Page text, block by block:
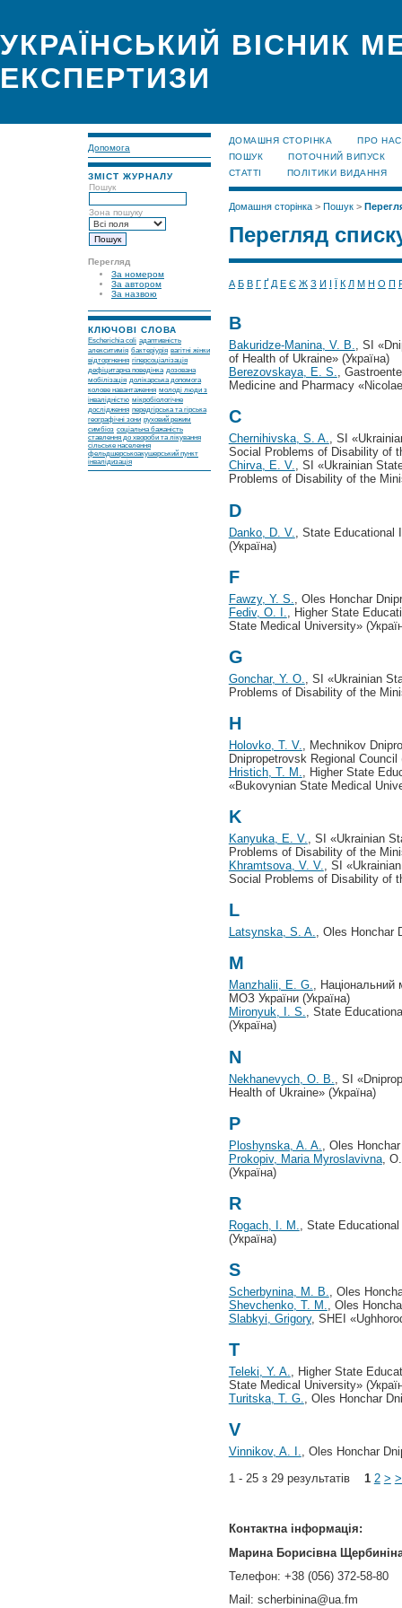
УКРАЇНСЬКИЙ ВІСНИК
ЕКСПЕРТИЗИ
Допомога
ЗМІСТ ЖУРНАЛУ
Пошук
Зона пошуку
Перегляд
За номером
За автором
За назвою
КЛЮЧОВІ СЛОВА
Escherichia coli адаптивність
алекситимія бактеріурія вагітні жінки
відторгнення гіперсоціалізація
дефіцитарна поведінка дозована
мобілізація долікарська допомога
колове навантаження молоді люди з
інвалідністю мікробіологічне
дослідження передгірська та гірська
географічні зони руховий режим
симбіоз соціальна бажаність
ставлення до хвороби та лікування
сільське населення
фельдшерськоакушерський пункт
інвалідизація
ДОМАШНЯ СТОРІНКА
ПРО НАС
ПОШУК
ПОТОЧНИЙ ВИПУСК
СТАТТІ
ПОЛІТИКИ ВИДАННЯ
Домашня сторінка> Пошук>
Перегляд
А Б В Г Ґ Д Е Є Ж З И І Ї К Л М Н О П
B
Bakuridze-Manina, V. B., SI
of Health of Ukraine» (Україна)
Berezovskaya, E. S.,
Medicine and Pharmacy
C
Chernihivska, S. A., SI
Social Problems of Disability of
Chirva, E. V., SI «Ukrainian
Problems of Disability of the
D
Danko, D. V.
, State
(Україна)
F
Fawzy, Y. S.
, Oles Honchar
Fediv, O. I.
, Higher State
State Medical University»
G
Gonchar, Y. O.
, SI «Ukrainian
Problems of Disability of the
H
Holovko, T. V., Mechnikov
Dnipropetrovsk Regional Council
Hristich, T. M., Higher State
«Bukovynian State Medical
K
Kanyuka, E. V., SI «Ukrainian
Problems of Disability of the
Khramtsova, V. V., SI
Social Problems of Disability of
L
Latsynska, S. A., Oles Honchar
M
Manzhalii, E. G., Національний
МОЗ України (Україна)
Mironyuk, I. S., State
(Україна)
N
Nekhanevych, O. B.
, SI
Health of Ukraine» (Україна)
P
Ploshynska, A. A.
, Oles
Prokopiv, Maria Myroslavivna,
(Україна)
R
Rogach, I. M.
, State
(Україна)
S
Scherbynina, M. B.
, Oles
Shevchenko, T. M.
, Oles
Slabkyi, Grigory, SHEI
T
Teleki, Y. A., Higher State
State Medical University»
Turitska, T. G., Oles Honchar
V
Vinnikov, A. I., Oles Honchar
1 - 25 з 29 результатів 1 2 >
Контактна інформація:
Марина Борисівна
Телефон: +38 (056) 372-58-80
Mail: scherbinina@ua.fm